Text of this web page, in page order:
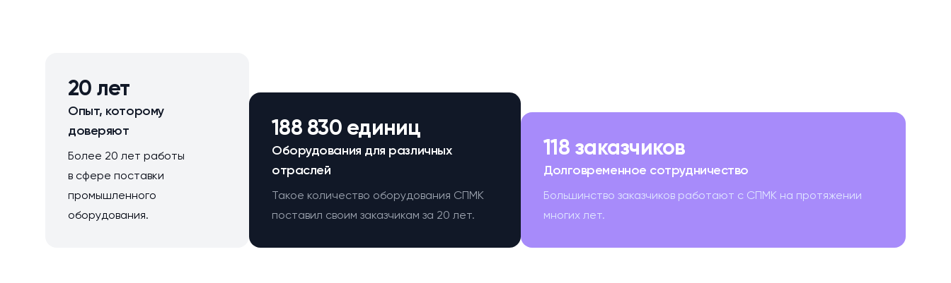
20 лет
Опыт, которому
доверяют
Более 20 лет работы
в сфере поставки
промышленного
оборудования.
188 830 единиц
Оборудования для различных
отраслей
Такое количество оборудования СПМК
поставил своим заказчикам за 20 лет.
118 заказчиков
Долговременное сотрудничество
Большинство заказчиков работают с СПМК на протяжении
многих лет.